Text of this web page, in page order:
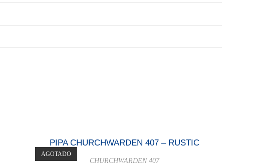
AGOTADO
PIPA CHURCHWARDEN 407 – RUSTIC
CHURCHWARDEN 407